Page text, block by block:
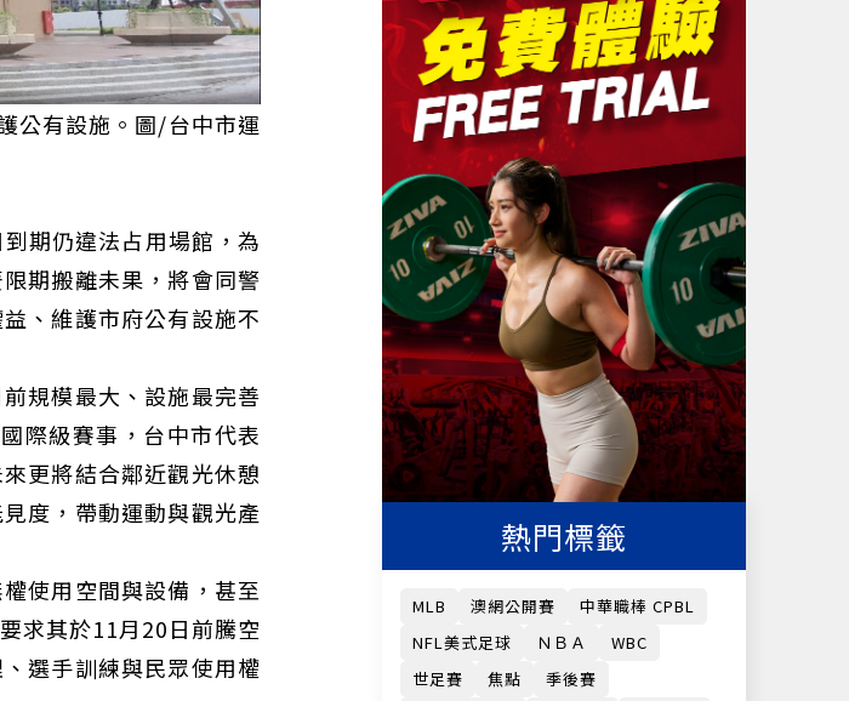
公有設施。圖/台中市運
期仍違法占用場館，為
期搬離未果，將會同警
、維護市府公有設施不
規模最大、設施最完善
際級賽事，台中市代表
更將結合鄰近觀光休憩
度，帶動運動與觀光產
使用空間與設備，甚至
求其於11月20日前騰空
選手訓練與民眾使用權
熱門標籤
MLB 澳網公開賽
中華職棒 CPBL
NFL美式足球
ＮＢＡ
WBC
世足賽
焦點 季後賽